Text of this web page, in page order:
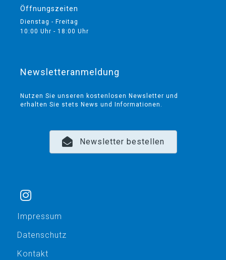
Öffnungszeiten
Dienstag - Freitag
10:00 Uhr - 18:00 Uhr
Newsletteranmeldung
Nutzen Sie unseren kostenlosen Newsletter und
erhalten Sie stets News und Informationen.
Newsletter bestellen
Impressum
Datenschutz
Kontakt